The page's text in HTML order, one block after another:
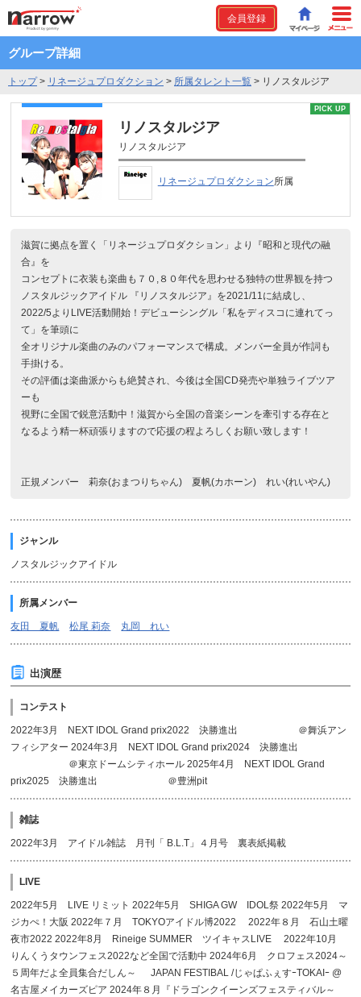
会員登録
グループ詳細
トップ> リネージュプロダクション > 所属タレント一覧 > リノスタルジア
PICK UP
リノスタルジア
リノスタルジア
リネージュプロダクション所属
滋賀に拠点を置く「リネージュプロダクション」より『昭和と現代の融
合』を
コンセプトに衣装も楽曲も７０,８０年代を思わせる独特の世界観を持つ
ノスタルジックアイドル 『リノスタルジア』を2021/11に結成し、
2022/5よりLIVE活動開始！デビューシングル「私をディスコに連れてっ
て」を筆頭に
全オリジナル楽曲のみのパフォーマンスで構成。メンバー全員が作詞も
手掛ける。
その評価は楽曲派からも絶賛され、今後は全国CD発売や単独ライブツア
ーも
視野に全国で鋭意活動中！滋賀から全国の音楽シーンを牽引する存在と
なるよう精一杯頑張りますので応援の程よろしくお願い致します！
正規メンバー 莉奈(おまつりちゃん) 夏帆(カホーン) れい(れいやん)
ジャンル
ノスタルジックアイドル
所属メンバー
友田 夏帆 松尾 莉奈 丸岡 れい
出演歴
コンテスト
2022年3月 NEXT IDOL Grand prix2022 決勝進出 ＠舞浜アン
フィシアター 2024年3月 NEXT IDOL Grand prix2024 決勝進出
＠東京ドームシティホール 2025年4月 NEXT IDOL Grand
prix2025 決勝進出 ＠豊洲pit
雑誌
2022年3月 アイドル雑誌 月刊「 B.L.T」４月号 裏表紙掲載
LIVE
2022年5月 LIVE リミット 2022年5月 SHIGA GW IDOL祭 2022年5月 マ
ジカぺ！大阪 2022年７月 TOKYOアイドル博2022 2022年８月 石山土曜
夜市2022 2022年8月 Rineige SUMMER ツイキャスLIVE 2022年10月
りんくうタウンフェス2022など全国で活動中 2024年6月 クロフェス2024～
５周年だよ全員集合だしん～ JAPAN FESTIBAL /じゃぱふぇすｰTOKAIｰ @
名古屋メイカーズピア 2024年８月『ドラゴンクイーンズフェスティバル～